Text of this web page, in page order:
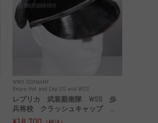
WWII GERMANY
Repro Hat and Cap SS and WSS
レプリカ 武装親衛隊 WSS 歩
兵将校 クラッシュキャップ ...